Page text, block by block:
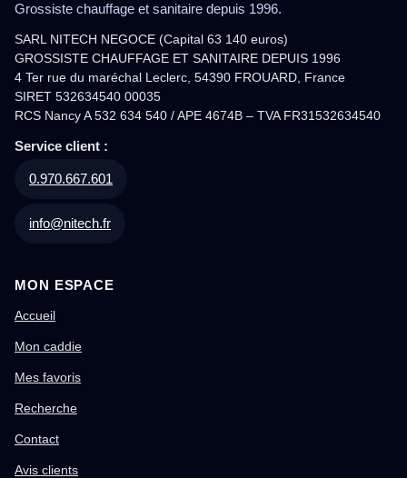
Grossiste chauffage et sanitaire depuis 1996.
SARL NITECH NEGOCE (Capital 63 140 euros)
GROSSISTE CHAUFFAGE ET SANITAIRE DEPUIS 1996
4 Ter rue du maréchal Leclerc, 54390 FROUARD, France
SIRET 532634540 00035
RCS Nancy A 532 634 540 / APE 4674B – TVA FR31532634540
Service client :
0.970.667.601
info@nitech.fr
MON ESPACE
Accueil
Mon caddie
Mes favoris
Recherche
Contact
Avis clients